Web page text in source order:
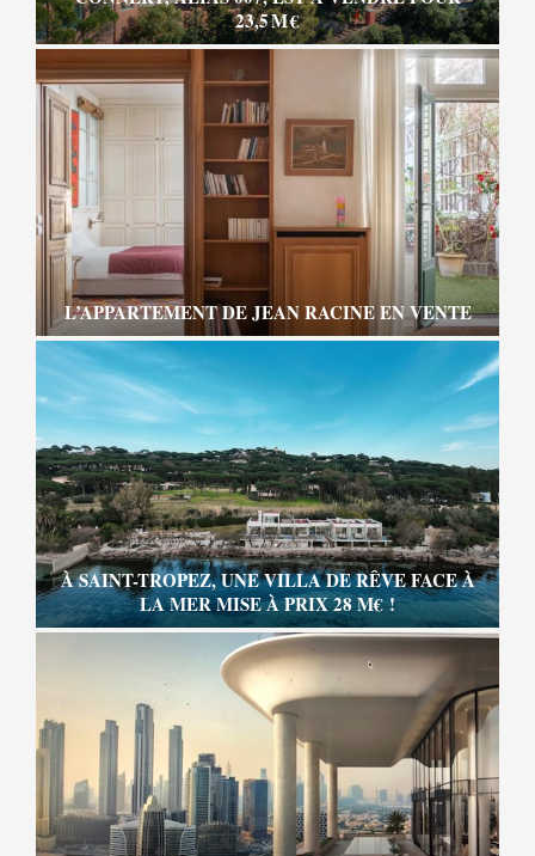
23,5 M €
L’APPARTEMENT DE JEAN RACINE EN VENTE
À SAINT-TROPEZ, UNE VILLA DE RÊVE FACE À
LA MER MISE À PRIX 28 M€ !